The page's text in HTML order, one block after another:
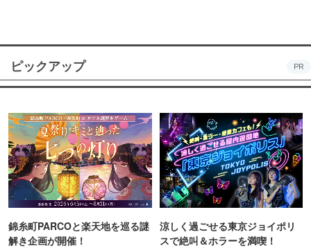
ピックアップ PR
錦糸町PARCOと楽天地を巡る謎
解き企画が開催！
涼しく過ごせる東京ジョイポリ
スで絶叫＆ホラーを満喫！